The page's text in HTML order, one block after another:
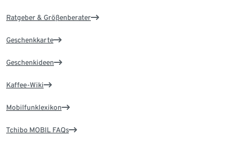
Ratgeber & Größenberater
Geschenkkarte
Geschenkideen
Kaffee-Wiki
Mobilfunklexikon
Tchibo MOBIL FAQs